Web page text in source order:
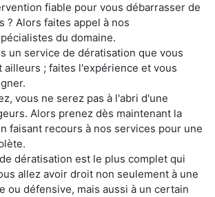
fiable pour vous débarrasser de
? Alors faites appel à nos
du domaine.
un service de dératisation que vous
ailleurs ; faites l'expérience et vous
vous ne serez pas à l'abri d'une
Alors prenez dès maintenant la
faisant recours à nos services pour une
dératisation est le plus complet qui
allez avoir droit non seulement à une
ou défensive, mais aussi à un certain